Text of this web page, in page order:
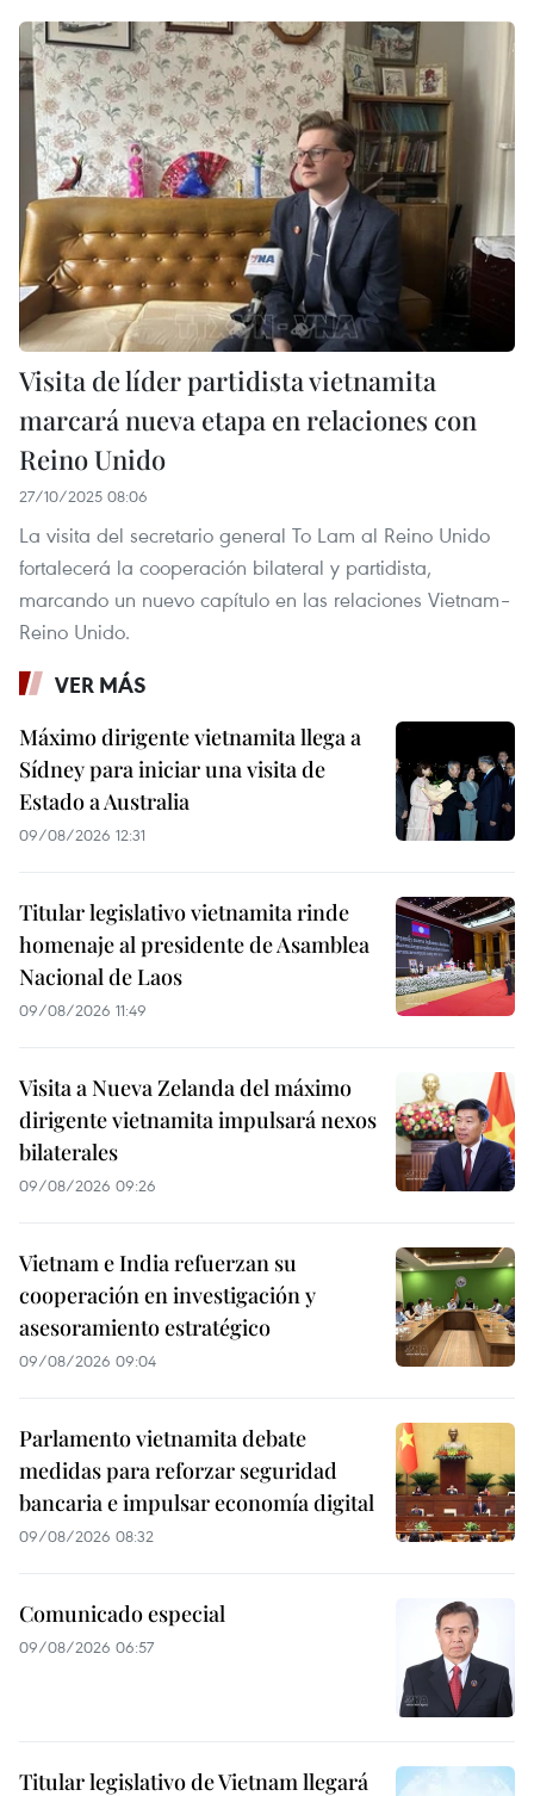
Visita de líder partidista vietnamita
marcará nueva etapa en relaciones con
Reino Unido
27/10/2025 08:06
La visita del secretario general To Lam al Reino Unido
fortalecerá la cooperación bilateral y partidista,
marcando un nuevo capítulo en las relaciones Vietnam–
Reino Unido.
VER MÁS
Máximo dirigente vietnamita llega a
Sídney para iniciar una visita de
Estado a Australia
09/08/2026 12:31
Titular legislativo vietnamita rinde
homenaje al presidente de Asamblea
Nacional de Laos
09/08/2026 11:49
Visita a Nueva Zelanda del máximo
dirigente vietnamita impulsará nexos
bilaterales
09/08/2026 09:26
Vietnam e India refuerzan su
cooperación en investigación y
asesoramiento estratégico
09/08/2026 09:04
Parlamento vietnamita debate
medidas para reforzar seguridad
bancaria e impulsar economía digital
09/08/2026 08:32
Comunicado especial
09/08/2026 06:57
Titular legislativo de Vietnam llegará